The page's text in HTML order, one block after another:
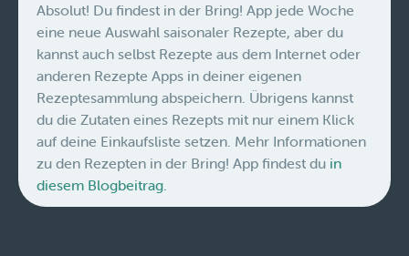
Absolut! Du findest in der Bring! App jede Woche
eine neue Auswahl saisonaler Rezepte, aber du
kannst auch selbst Rezepte aus dem Internet oder
anderen Rezepte Apps in deiner eigenen
Rezeptesammlung abspeichern. Übrigens kannst
du die Zutaten eines Rezepts mit nur einem Klick
auf deine Einkaufsliste setzen. Mehr Informationen
zu den Rezepten in der Bring! App findest du in
diesem Blogbeitrag.